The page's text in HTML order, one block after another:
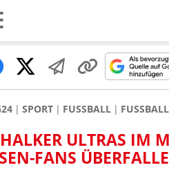
SPORT FUSSBALL
ULTRAS IM
FANS